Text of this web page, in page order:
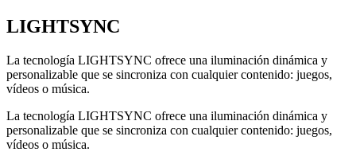
LIGHTSYNC
La tecnología LIGHTSYNC ofrece una iluminación dinámica y
personalizable que se sincroniza con cualquier contenido: juegos,
vídeos o música.
La tecnología LIGHTSYNC ofrece una iluminación dinámica y
personalizable que se sincroniza con cualquier contenido: juegos,
vídeos o música.